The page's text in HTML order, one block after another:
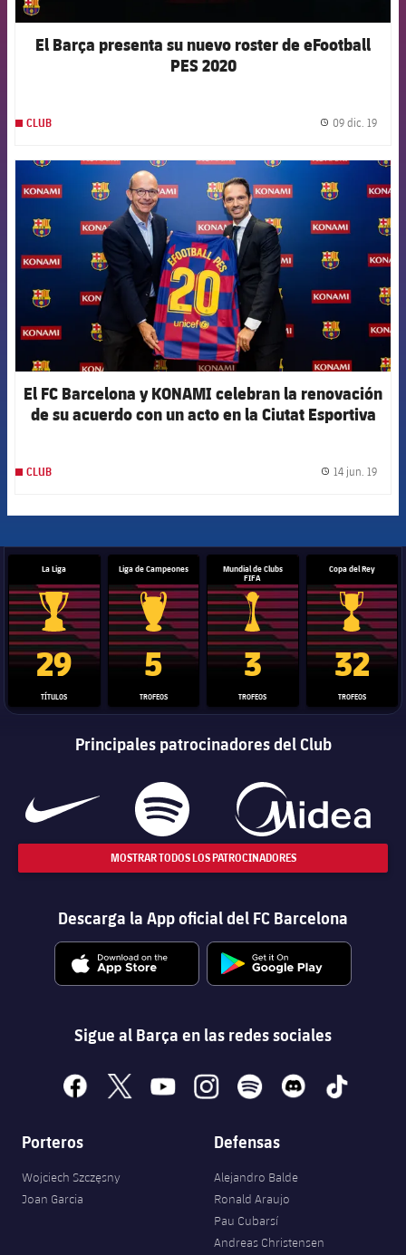
El Barça presenta su nuevo roster de eFootball
PES 2020
CLUB 09 dic. 19
FCB Barcelona badge
El FC Barcelona y KONAMI celebran la renovación
de su acuerdo con un acto en la Ciutat Esportiva
CLUB 14 jun. 19
La Liga
Trofeo de La Liga
29
TÍTULOS
Liga de Campeones
Trofeo de la Liga de Campeones
5
TROFEOS
Mundial de Clubs
FIFA
Trofeo del Mundial de
3
TROFEOS
Copa del Rey
Copa del
32
TROFEOS
Principales patrocinadores del Club
MOSTRAR TODOS LOS PATROCINADORES
Descarga la App oficial del FC Barcelona
Sigue al Barça en las redes sociales
facebook
x youtubeinstagramspotify discord tiktok
Porteros
Wojciech Szczęsny
Joan Garcia
Defensas
Alejandro Balde
Ronald Araujo
Pau Cubarsí
Andreas Christensen